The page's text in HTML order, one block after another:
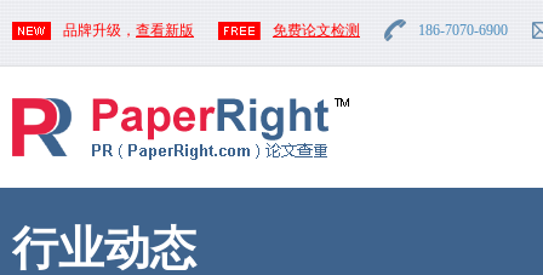
品牌升级， 查看新版 免费论文检测 186-7070-6900
行业动态